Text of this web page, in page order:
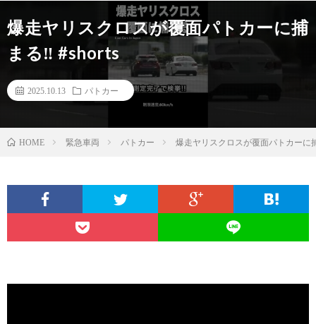
爆走ヤリスクロスが覆面パトカーに捕
まる‼️ #shorts
2025.10.13 パトカー
HOME 緊急車両 パトカー 爆走ヤリスクロスが覆面パトカーに